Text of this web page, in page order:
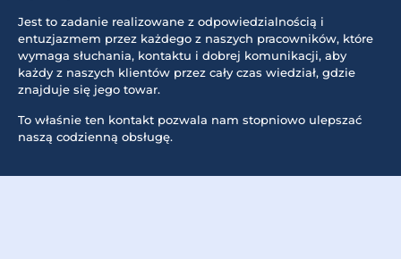
Jest to zadanie realizowane z odpowiedzialnością i
entuzjazmem przez każdego z naszych pracowników, które
wymaga słuchania, kontaktu i dobrej komunikacji, aby
każdy z naszych klientów przez cały czas wiedział, gdzie
znajduje się jego towar.
To właśnie ten kontakt pozwala nam stopniowo ulepszać
naszą codzienną obsługę.